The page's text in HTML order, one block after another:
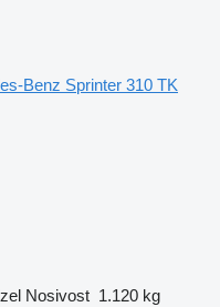
Benz Sprinter 310 TK
Nosivost 1.120 kg